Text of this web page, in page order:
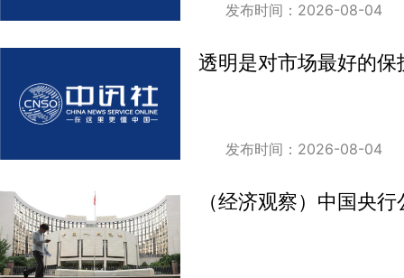
发布时间：2026-08-04
透明是对市场最好的保
发布时间：2026-08-04
（经济观察）中国央